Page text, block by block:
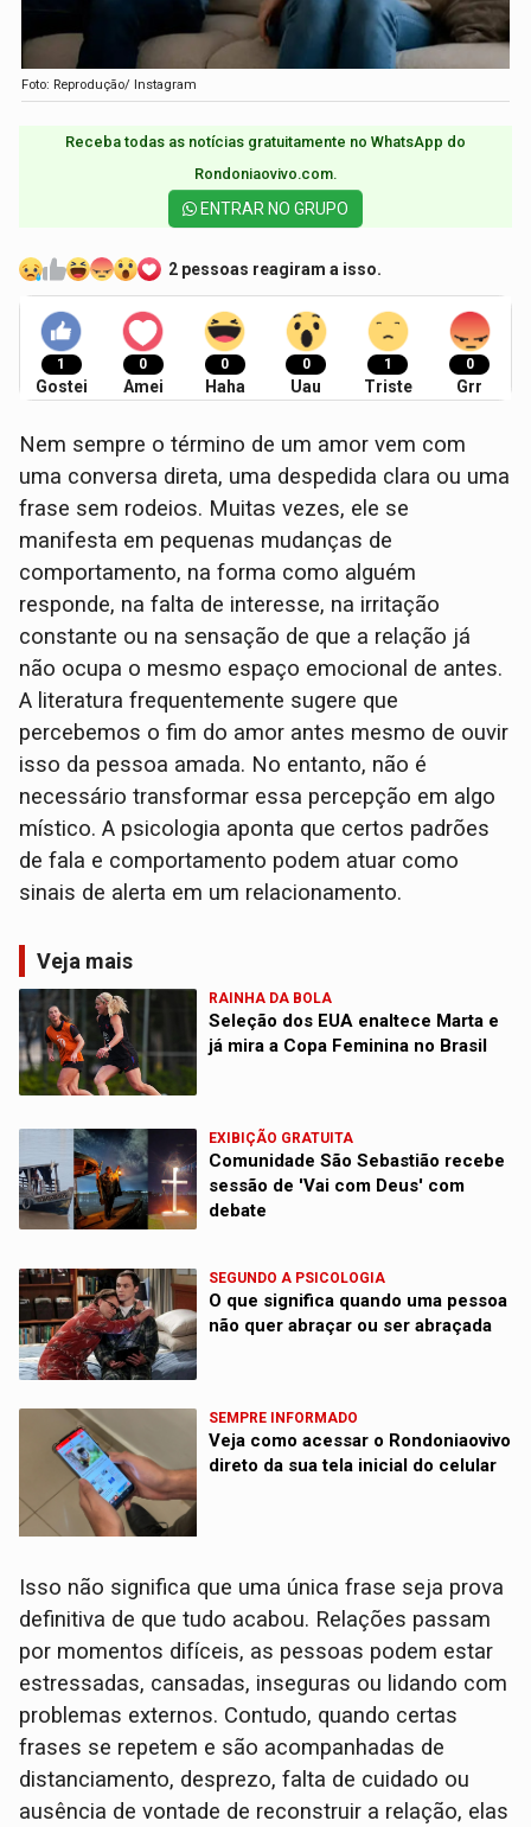
Foto: Reprodução/ Instagram
Receba todas as notícias gratuitamente no WhatsApp do
Rondoniaovivo.com.​
ENTRAR NO GRUPO
2 pessoas reagiram a isso.
1
Gostei
0
Amei
0
Haha
0
Uau
1
Triste
0
Grr
Nem sempre o término de um amor vem com
uma conversa direta, uma despedida clara ou uma
frase sem rodeios. Muitas vezes, ele se
manifesta em pequenas mudanças de
comportamento, na forma como alguém
responde, na falta de interesse, na irritação
constante ou na sensação de que a relação já
não ocupa o mesmo espaço emocional de antes.
A literatura frequentemente sugere que
percebemos o fim do amor antes mesmo de ouvir
isso da pessoa amada. No entanto, não é
necessário transformar essa percepção em algo
místico. A psicologia aponta que certos padrões
de fala e comportamento podem atuar como
sinais de alerta em um relacionamento.
Veja mais
RAINHA DA BOLA
Seleção dos EUA enaltece Marta e
já mira a Copa Feminina no Brasil
EXIBIÇÃO GRATUITA
Comunidade São Sebastião recebe
sessão de 'Vai com Deus' com
debate
SEGUNDO A PSICOLOGIA
O que significa quando uma pessoa
não quer abraçar ou ser abraçada
SEMPRE INFORMADO
Veja como acessar o Rondoniaovivo
direto da sua tela inicial do celular
Isso não significa que uma única frase seja prova
definitiva de que tudo acabou. Relações passam
por momentos difíceis, as pessoas podem estar
estressadas, cansadas, inseguras ou lidando com
problemas externos. Contudo, quando certas
frases se repetem e são acompanhadas de
distanciamento, desprezo, falta de cuidado ou
ausência de vontade de reconstruir a relação, elas